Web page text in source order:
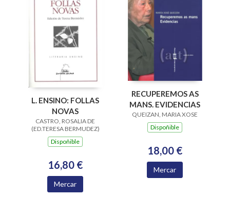
L. ENSINO: FOLLAS
NOVAS
CASTRO, ROSALIA DE
(ED.TERESA BERMUDEZ)
Dispoñible
16,80 €
Mercar
RECUPEREMOS AS
MANS. EVIDENCIAS
QUEIZAN, MARIA XOSE
Dispoñible
18,00 €
Mercar